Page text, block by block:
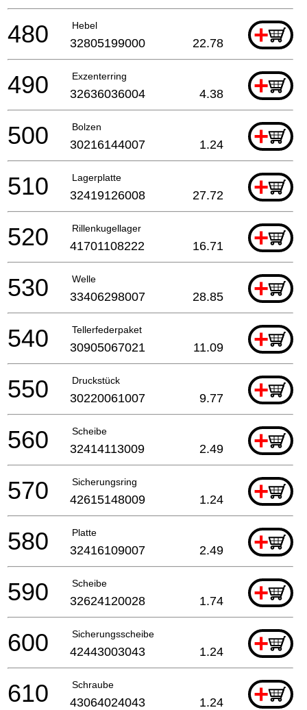
Hebel +
480 32805199000 22.78
Exzenterring +
490 32636036004 4.38
Bolzen +
500 30216144007 1.24
Lagerplatte +
510 32419126008 27.72
Rillenkugellager +
520 41701108222 16.71
Welle +
530 33406298007 28.85
Tellerfederpaket +
540 30905067021 11.09
Druckstück +
550 30220061007 9.77
Scheibe +
560 32414113009 2.49
Sicherungsring +
570 42615148009 1.24
Platte +
580 32416109007 2.49
Scheibe +
590 32624120028 1.74
Sicherungsscheibe +
600 42443003043 1.24
Schraube +
610 43064024043 1.24